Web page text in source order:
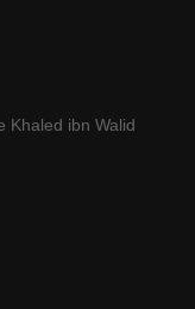
Khaled ibn Walid